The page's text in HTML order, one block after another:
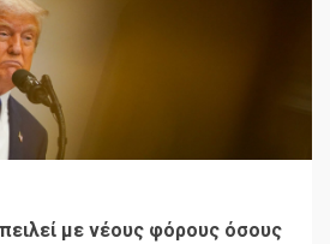
με νέους φόρους όσους